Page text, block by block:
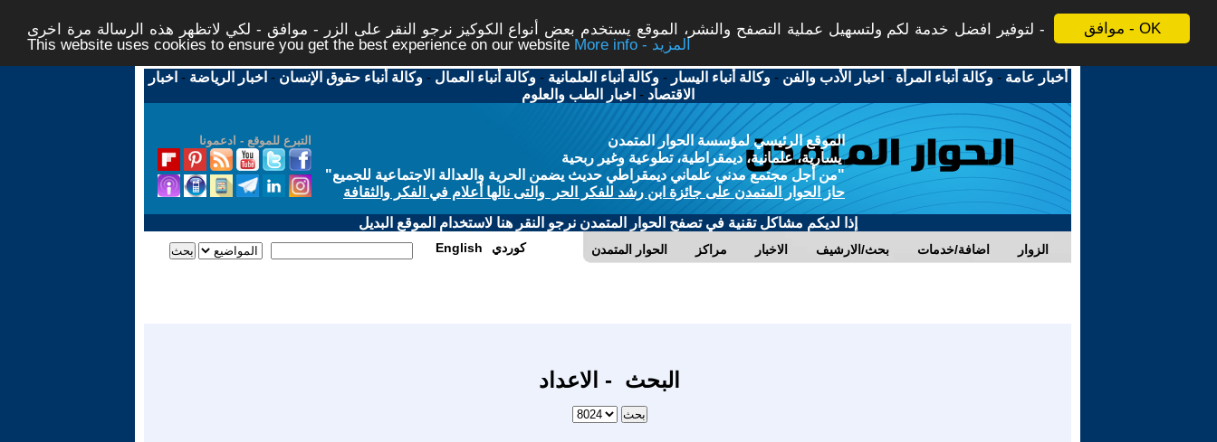
موافق - OK
لتوفير افضل خدمة لكم ولتسهيل عملية التصفح والنشر، الموقع يستخدم بعض أنواع الكوكيز نرجو النقر على الزر - موافق - لكي لاتظهر هذه الرسالة مرة اخرى -
This website uses cookies to ensure you get the best experience on our website
More info - المزيد
أخبار عامة -وكالة أنباء المرأة - اخبار الأدب والفن -وكالة أنباء اليسار -وكالة أنباء العلمانية -وكالة أنباء العمال -وكالة أنباء حقوق الإنسان - اخبار الرياضة - اخبار
الاقتصاد - اخبار الطب والعلوم
التبرع للموقع - ادعمونا
الموقع الرئيسي لمؤسسة الحوار المتمدن
يسارية، علمانية، ديمقراطية، تطوعية وغير ربحية
"من أجل مجتمع مدني علماني ديمقراطي حديث يضمن الحرية والعدالة الاجتماعية للجميع"
حاز الحوار المتمدن على جائزة ابن رشد للفكر الحر والتى نالها أعلام في الفكر والثقافة
إذا لديكم مشاكل تقنية في تصفح الحوار المتمدن نرجو النقر هنا لاستخدام الموقع البديل
الحوار المتمدن مراكز الاخبار بحث/الارشيف اضافة/خدمات الزوار English كوردي
البحث - الاعداد